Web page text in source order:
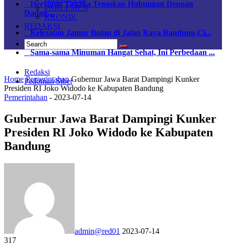
Heryanto Tanaka Tegaskan Hubungan Dengan
Dadan...
Kelezatan Jamur Bulan di Jalan Raya Bandung-Ci...
Sama-sama Minuman Hangat Sehat, Ini Perbedaan ...
Redaksi
Pedoman Siber
PARLEMEN
KRONIK
REDAKSI
Home Pemerintahan Gubernur Jawa Barat Dampingi Kunker
Presiden RI Joko Widodo ke Kabupaten Bandung
Pemerintahan - 2023-07-14
Gubernur Jawa Barat Dampingi Kunker
Presiden RI Joko Widodo ke Kabupaten
Bandung
admin@red01 2023-07-14
317